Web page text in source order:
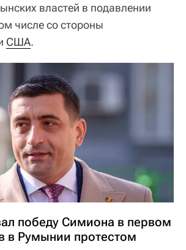
властей в подавлении
числе со стороны
США.
победу Симиона в первом
в Румынии протестом